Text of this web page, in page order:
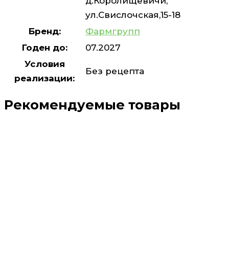
ул.Свислочская,15-18
Бренд:
Фармгрупп
Годен до:
07.2027
Условия
реализации:
Без рецепта
Рекомендуемые товары